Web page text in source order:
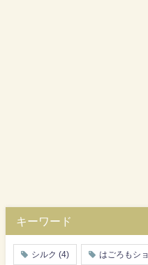
キーワード
シルク (4) はごろもシ